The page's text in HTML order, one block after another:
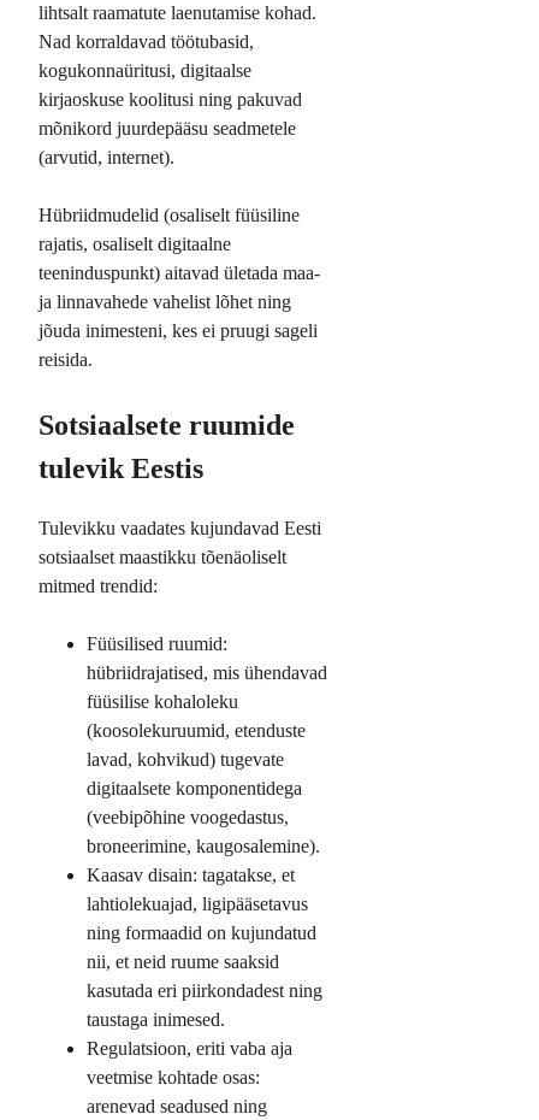
lihtsalt raamatute laenutamise kohad.
Nad korraldavad töötubasid,
kogukonnaüritusi, digitaalse
kirjaoskuse koolitusi ning pakuvad
mõnikord juurdepääsu seadmetele
(arvutid, internet).
Hübriidmudelid (osaliselt füüsiline
rajatis, osaliselt digitaalne
teeninduspunkt) aitavad ületada maa-
ja linnavahede vahelist lõhet ning
jõuda inimesteni, kes ei pruugi sageli
reisida.
Sotsiaalsete ruumide
tulevik Eestis
Tulevikku vaadates kujundavad Eesti
sotsiaalset maastikku tõenäoliselt
mitmed trendid:
Füüsilised ruumid:
hübriidrajatised, mis ühendavad
füüsilise kohaloleku
(koosolekuruumid, etenduste
lavad, kohvikud) tugevate
digitaalsete komponentidega
(veebipõhine voogedastus,
broneerimine, kaugosalemine).
Kaasav disain: tagatakse, et
lahtiolekuajad, ligipääsetavus
ning formaadid on kujundatud
nii, et neid ruume saaksid
kasutada eri piirkondadest ning
taustaga inimesed.
Regulatsioon, eriti vaba aja
veetmise kohtade osas:
arenevad seadused ning